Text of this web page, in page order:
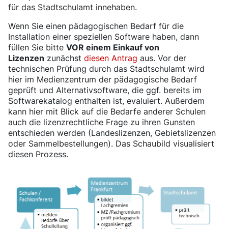
für das Stadtschulamt innehaben.
Wenn Sie einen pädagogischen Bedarf für die
Installation einer speziellen Software haben, dann
füllen Sie bitte VOR einem Einkauf von
Lizenzen zunächst diesen Antrag aus. Vor der
technischen Prüfung durch das Stadtschulamt wird
hier im Medienzentrum der pädagogische Bedarf
geprüft und Alternativsoftware, die ggf. bereits im
Softwarekatalog enthalten ist, evaluiert. Außerdem
kann hier mit Blick auf die Bedarfe anderer Schulen
auch die lizenzrechtliche Frage zu ihren Gunsten
entschieden werden (Landeslizenzen, Gebietslizenzen
oder Sammelbestellungen). Das Schaubild visualisiert
diesen Prozess.